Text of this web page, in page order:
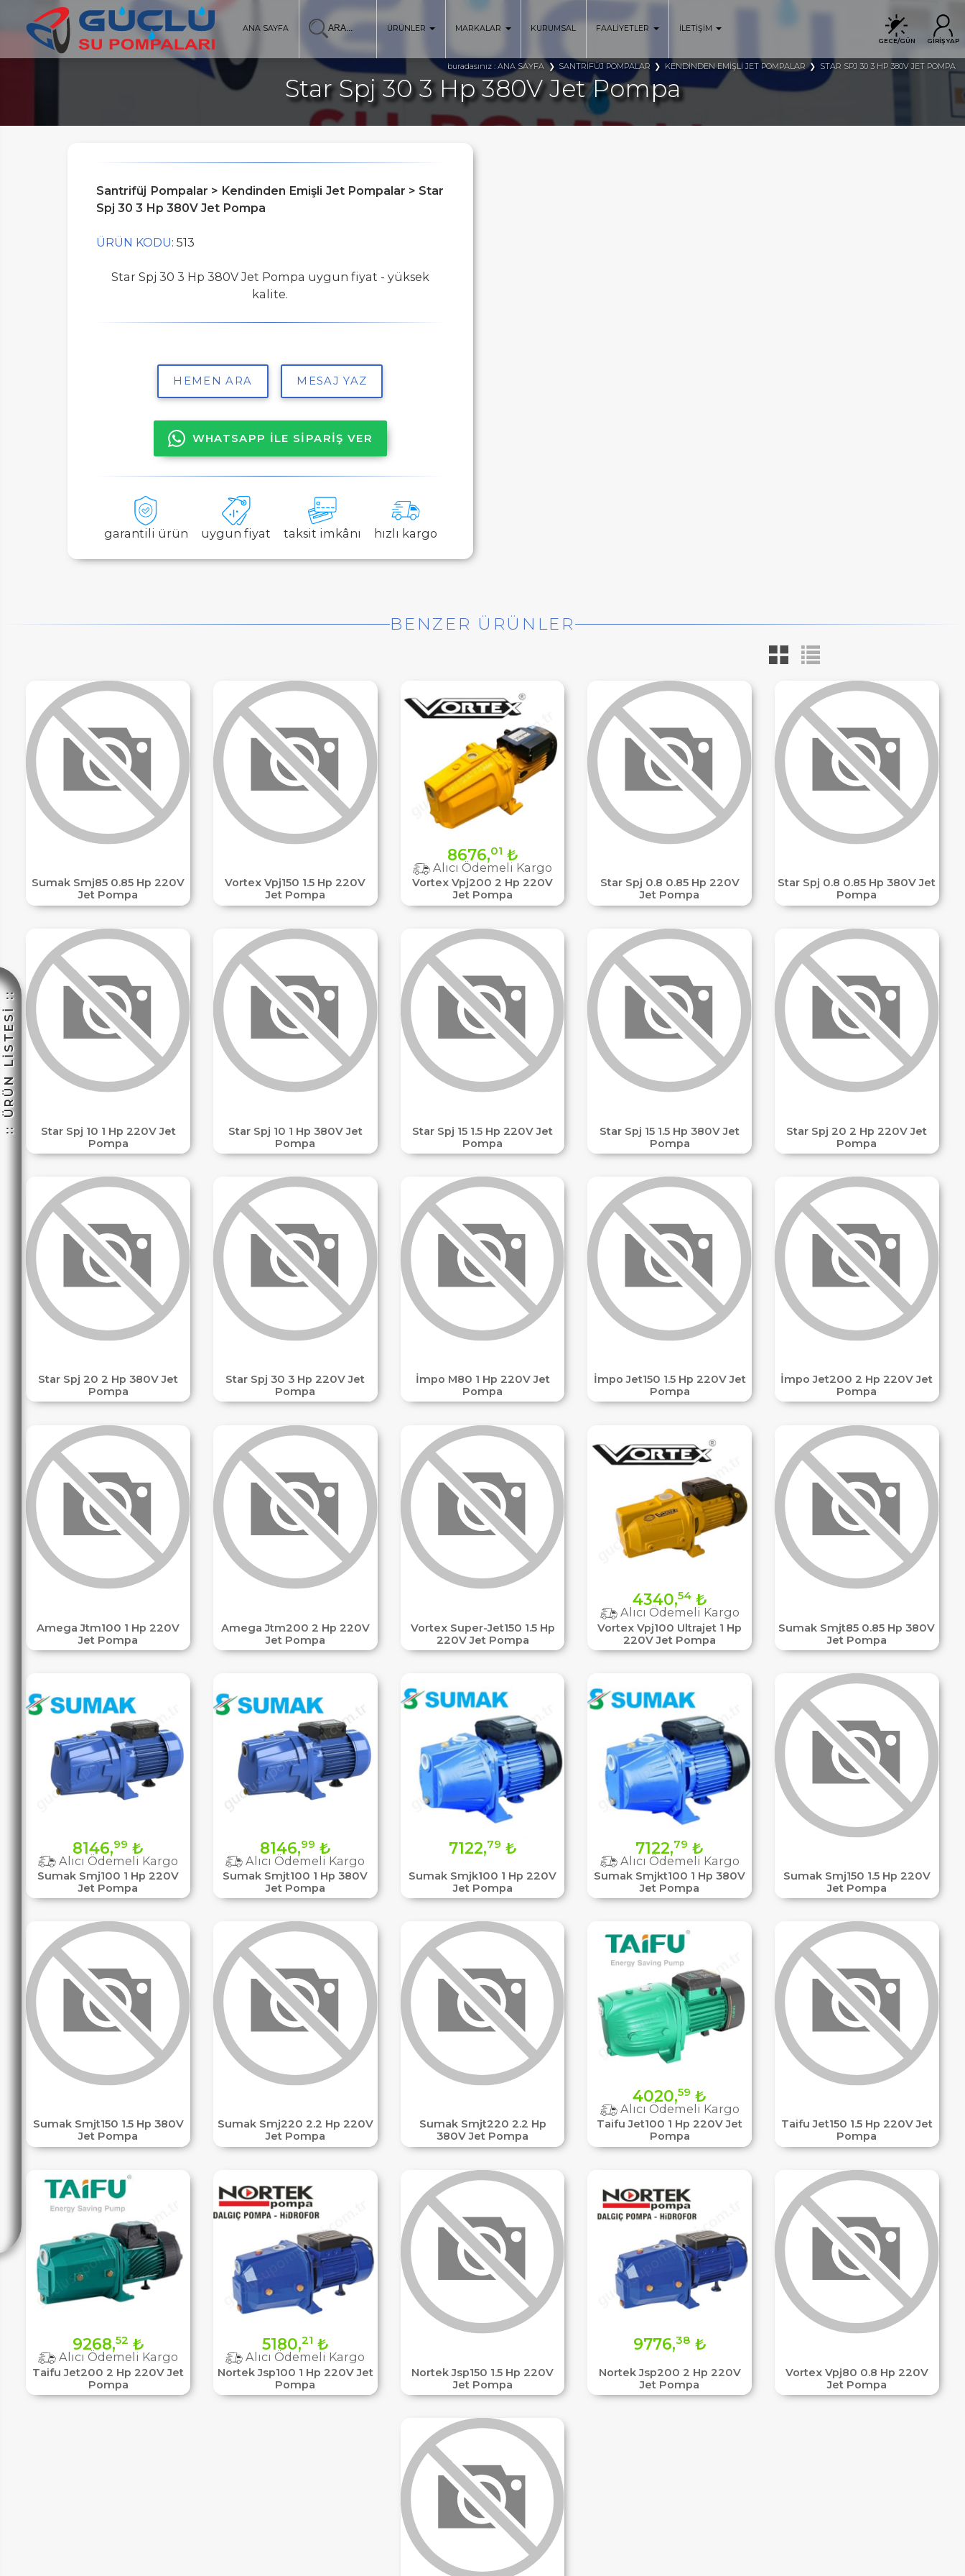
HEMENARA
☽
:: ÜRÜN LİSTESİ ::
GECE/GÜN GİRİŞ YAP
ANA SAYFA ÜRÜNLER MARKALAR KURUMSAL FAALİYETLER İLETİŞİM
buradasınız :ANA SAYFA SANTRİFÜJ POMPALAR KENDİNDEN EMİŞLİ JET POMPALAR STAR SPJ 30 3 HP 380V JET POMPA
Star Spj 30 3 Hp 380V Jet Pompa
Santrifüj Pompalar > Kendinden Emişli Jet Pompalar > Star
Spj 30 3 Hp 380V Jet Pompa
ÜRÜN KODU: 513
Star Spj 30 3 Hp 380V Jet Pompa uygun fiyat - yüksek
kalite.
HEMEN ARA MESAJ YAZ
WHATSAPP İLE SİPARİŞ VER
garantili ürün uygun fiyat taksit imkânı hızlı kargo
BENZER ÜRÜNLER
Sumak Smj85 0.85 Hp 220V
Jet Pompa
Vortex Vpj150 1.5 Hp 220V
Jet Pompa
Vortex Vpj200 2 Hp 220V
Jet Pompa
8676,01 ₺
Alıcı Ödemeli Kargo
Star Spj 0.8 0.85 Hp 220V
Jet Pompa
Star Spj 0.8 0.85 Hp 380V Jet
Pompa
Star Spj 10 1 Hp 220V Jet
Pompa
Star Spj 10 1 Hp 380V Jet
Pompa
Star Spj 15 1.5 Hp 220V Jet
Pompa
Star Spj 15 1.5 Hp 380V Jet
Pompa
Star Spj 20 2 Hp 220V Jet
Pompa
Star Spj 20 2 Hp 380V Jet
Pompa
Star Spj 30 3 Hp 220V Jet
Pompa
İmpo M80 1 Hp 220V Jet
Pompa
İmpo Jet150 1.5 Hp 220V Jet
Pompa
İmpo Jet200 2 Hp 220V Jet
Pompa
Amega Jtm100 1 Hp 220V
Jet Pompa
Amega Jtm200 2 Hp 220V
Jet Pompa
Vortex Super-Jet150 1.5 Hp
220V Jet Pompa
Vortex Vpj100 Ultrajet 1 Hp
220V Jet Pompa
4340,54₺
Alıcı Ödemeli Kargo
Sumak Smjt85 0.85 Hp 380V
Jet Pompa
Sumak Smj100 1 Hp 220V
Jet Pompa
8146,99 ₺
Alıcı Ödemeli Kargo
Sumak Smjt100 1 Hp 380V
Jet Pompa
8146,99 ₺
Alıcı Ödemeli Kargo
Sumak Smjk100 1 Hp 220V
Jet Pompa
7122,79 ₺
Sumak Smjkt100 1 Hp 380V
Jet Pompa
7122,79 ₺
Alıcı Ödemeli Kargo
Sumak Smj150 1.5 Hp 220V
Jet Pompa
Sumak Smjt150 1.5 Hp 380V
Jet Pompa
Sumak Smj220 2.2 Hp 220V
Jet Pompa
Sumak Smjt220 2.2 Hp
380V Jet Pompa
Taifu Jet100 1 Hp 220V Jet
Pompa
4020,59 ₺
Alıcı Ödemeli Kargo
Taifu Jet150 1.5 Hp 220V Jet
Pompa
Taifu Jet200 2 Hp 220V Jet
Pompa
9268,52 ₺
Alıcı Ödemeli Kargo
Nortek Jsp100 1 Hp 220V Jet
Pompa
5180,21 ₺
Alıcı Ödemeli Kargo
Nortek Jsp150 1.5 Hp 220V
Jet Pompa
Nortek Jsp200 2 Hp 220V
Jet Pompa
9776,38 ₺
Vortex Vpj80 0.8 Hp 220V
Jet Pompa